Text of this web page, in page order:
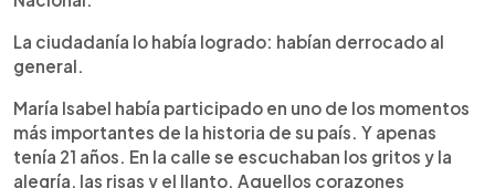
La ciudadanía lo había logrado: habían derrocado al
general.
María Isabel había participado en uno de los momentos
más importantes de la historia de su país. Y apenas
tenía 21 años. En la calle se escuchaban los gritos y la
alegría, las risas y el llanto. Aquellos corazones